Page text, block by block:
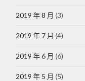
2019 年 8 月 (3)
2019 年 7 月 (4)
2019 年 6 月 (6)
2019 年 5 月 (5)